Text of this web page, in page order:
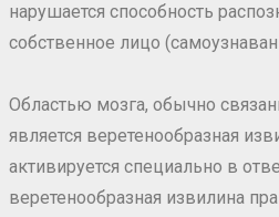
нарушается способность
собственное лицо
Областью мозга, обычно
является веретенообразная
активируется специально в
веретенообразная извилина